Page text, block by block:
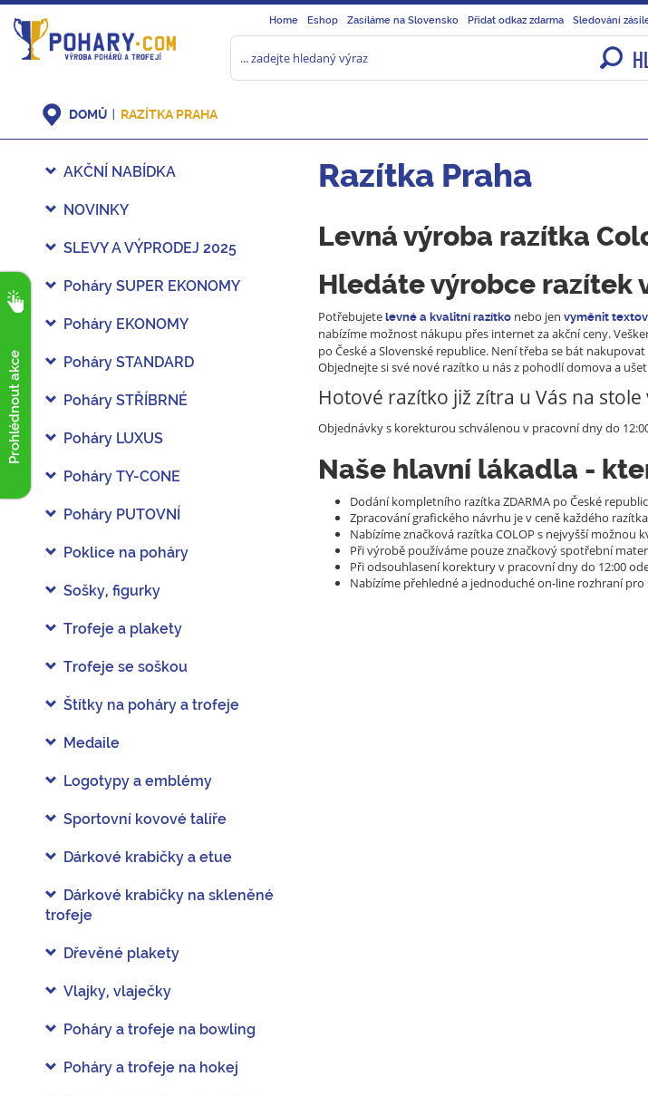
Home Eshop Zasíláme na Slovensko Přidat odkaz zdarma Sledování
Prohlédnout akce
DOMŮ RAZÍTKA PRAHA
AKČNÍ NABÍDKA
NOVINKY
SLEVY A VÝPRODEJ 2025
Poháry SUPER EKONOMY
Poháry EKONOMY
Poháry STANDARD
Poháry STŘÍBRNÉ
Poháry LUXUS
Poháry TY-CONE
Poháry PUTOVNÍ
Poklice na poháry
Sošky, figurky
Trofeje a plakety
Trofeje se soškou
Štítky na poháry a trofeje
Medaile
Logotypy a emblémy
Sportovní kovové talíře
Dárkové krabičky a etue
Dárkové krabičky na skleněné
trofeje
Dřevěné plakety
Vlajky, vlaječky
Poháry a trofeje na bowling
Poháry a trofeje na hokej
Razítka Praha
Levná výroba razítka
Hledáte výrobce razítek
Potřebujete levné a kvalitní razítko nebo jen vyměnit
nabízíme možnost nákupu přes internet za akční ceny.
po České a Slovenské republice. Není třeba se bát
Objednejte si své nové razítko u nás z pohodlí domova a
Hotové razítko již zítra u Vás na stole
Objednávky s korekturou schválenou v pracovní dny do
Naše hlavní lákadla -
Dodání kompletního razítka ZDARMA po České
Zpracování grafického návrhu je v ceně každého
Nabízíme značková razítka COLOP s nejvyšší
Při výrobě používáme pouze značkový spotřební
Při odsouhlasení korektury v pracovní dny do 12:00
Nabízíme přehledné a jednoduché on-line rozhraní